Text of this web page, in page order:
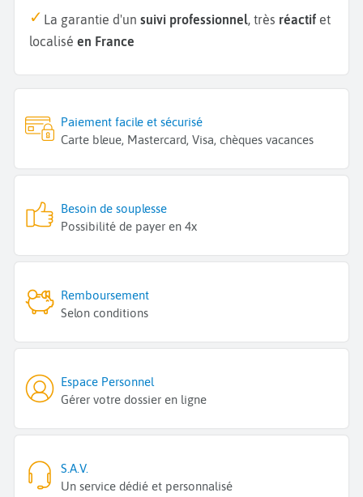
La garantie d'un suivi professionnel, très réactif et
localisé en France
Paiement facile et sécurisé
Carte bleue, Mastercard, Visa, chèques vacances
Besoin de souplesse
Possibilité de payer en 4x
Remboursement
Selon conditions
Espace Personnel
Gérer votre dossier en ligne
S.A.V.
Un service dédié et personnalisé